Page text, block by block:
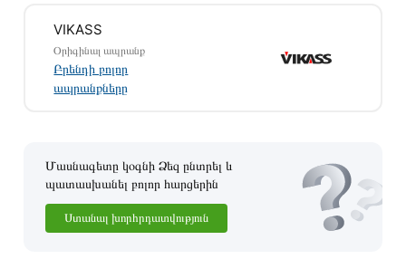
Մեր պրոֆեսիոնալ մենեջերները կմշակեն պատվերը և
կկապվեն ձեզ հետ՝ համաձայնեցնելու առաքման
պայմանները։ Նախքան առցանց պատվեր տեղադրելը,
Տվյալ ապրանքը սետիֆիկացված է և համպատասխանում է
բոլոր ստանդարտներին։ Գնված ապրանքի վերադարձը
կատարվում է 14 օրվա ընթացքում:
VIKASS
Օրիգինալ ապրանք
Բրենդի բոլոր
ապրանքները
Մասնագետը կօգնի Ձեզ ընտրել և
պատասխանել բոլոր հարցերին
Ստանալ խորհրդատվություն